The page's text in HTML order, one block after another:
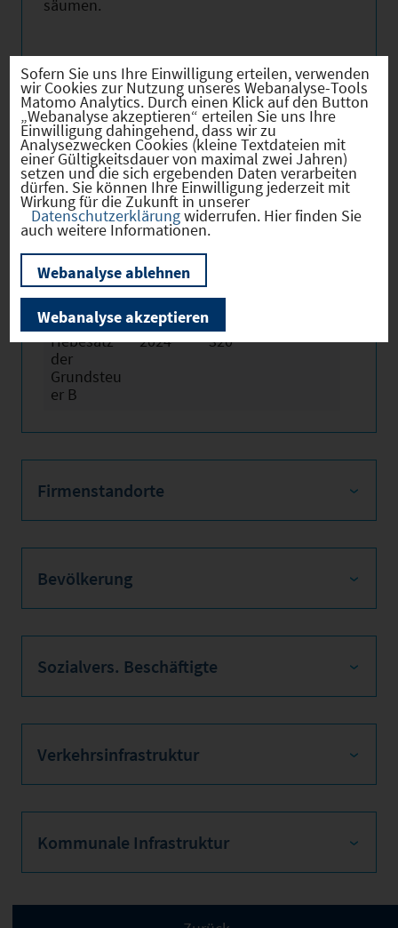
säumen.
Nutzen Sie nebenstehende Links für weitere
Informationen!
Hebesätze
Gewerbest
euerhebes
atz
2024
Hebesatz
der
Grundsteu
er B
2024 320
Firmenstandorte
Bevölkerung
Sozialvers. Beschäftigte
Verkehrsinfrastruktur
Kommunale Infrastruktur
Sofern Sie uns Ihre Einwilligung erteilen, verwenden
wir Cookies zur Nutzung unseres Webanalyse-Tools
Matomo Analytics. Durch einen Klick auf den Button
„Webanalyse akzeptieren“ erteilen Sie uns Ihre
Einwilligung dahingehend, dass wir zu
Analysezwecken Cookies (kleine Textdateien mit
einer Gültigkeitsdauer von maximal zwei Jahren)
setzen und die sich ergebenden Daten verarbeiten
dürfen. Sie können Ihre Einwilligung jederzeit mit
Wirkung für die Zukunft in unserer
Datenschutzerklärungwiderrufen. Hier finden Sie
auch weitere Informationen.
Webanalyse ablehnen
Webanalyse akzeptieren